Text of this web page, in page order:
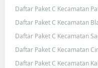
Daftar Paket C Kecamatan
Daftar Paket C Kecamatan
Daftar Paket C Kecamatan
Daftar Paket C Kecamatan
Daftar Paket C Kecamatan